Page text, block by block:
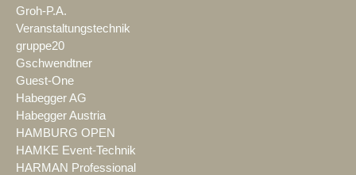
Groh-P.A.
Veranstaltungstechnik
gruppe20
Gschwendtner
Guest-One
Habegger AG
Habegger Austria
HAMBURG OPEN
HAMKE Event-Technik
HARMAN Professional